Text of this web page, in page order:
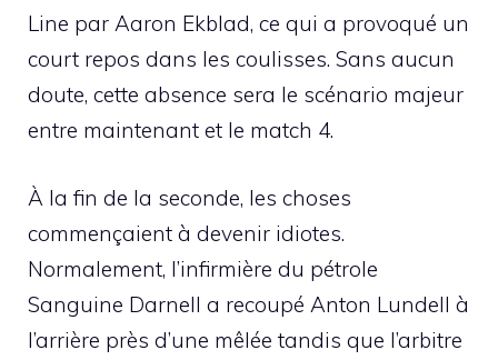
Line par Aaron Ekblad, ce qui a provoqué un
court repos dans les coulisses. Sans aucun
doute, cette absence sera le scénario majeur
entre maintenant et le match 4.
À la fin de la seconde, les choses
commençaient à devenir idiotes.
Normalement, l’infirmière du pétrole
Sanguine Darnell a recoupé Anton Lundell à
l’arrière près d’une mêlée tandis que l’arbitre